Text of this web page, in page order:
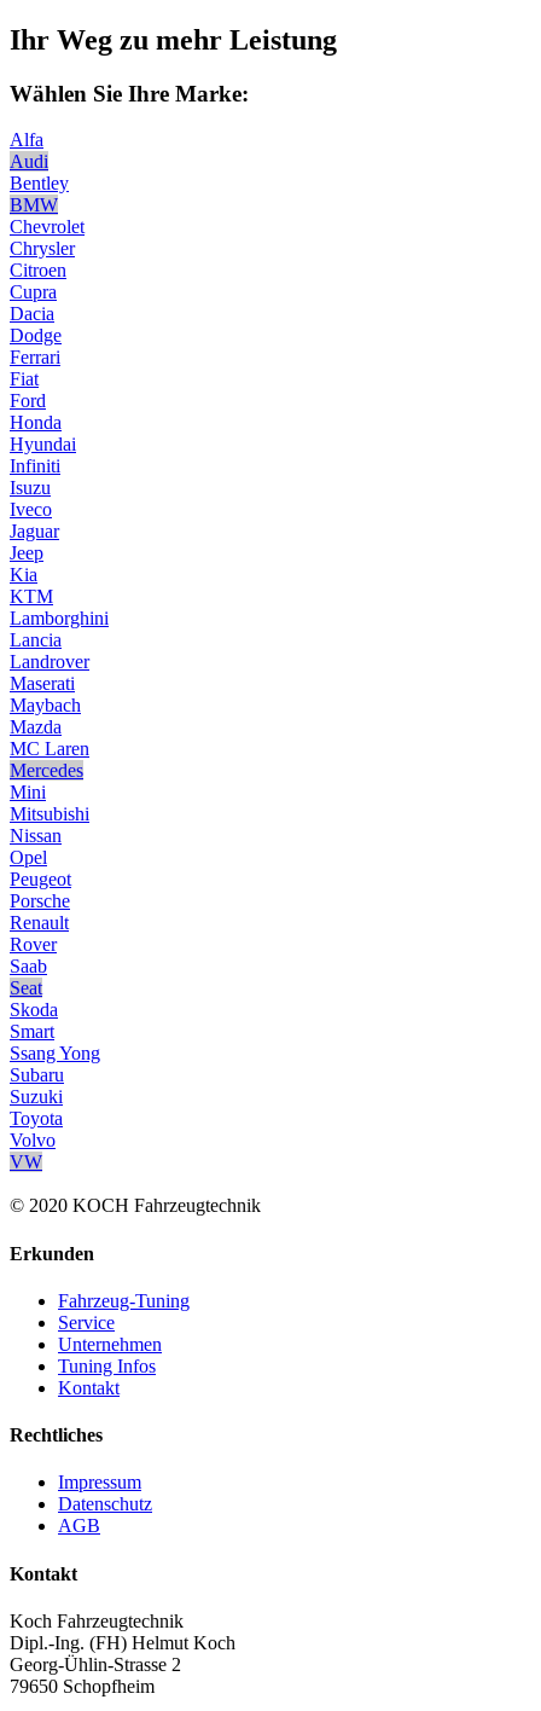
Ihr Weg zu mehr Leistung
Wählen Sie Ihre Marke:
Alfa
Audi
Bentley
BMW
Chevrolet
Chrysler
Citroen
Cupra
Dacia
Dodge
Ferrari
Fiat
Ford
Honda
Hyundai
Infiniti
Isuzu
Iveco
Jaguar
Jeep
Kia
KTM
Lamborghini
Lancia
Landrover
Maserati
Maybach
Mazda
MC Laren
Mercedes
Mini
Mitsubishi
Nissan
Opel
Peugeot
Porsche
Renault
Rover
Saab
Seat
Skoda
Smart
Ssang Yong
Subaru
Suzuki
Toyota
Volvo
VW
© 2020 KOCH Fahrzeugtechnik
Erkunden
Fahrzeug-Tuning
Service
Unternehmen
Tuning Infos
Kontakt
Rechtliches
Impressum
Datenschutz
AGB
Kontakt
Koch Fahrzeugtechnik
Dipl.-Ing. (FH) Helmut Koch
Georg-Ühlin-Strasse 2
79650 Schopfheim